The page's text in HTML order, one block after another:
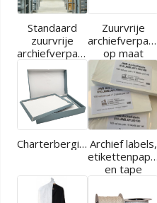
Standaard
zuurvrije
archiefverpakkingen
Zuurvrije
op maat
Charterbergingen Archief labels,
etikettenpapier
en tape